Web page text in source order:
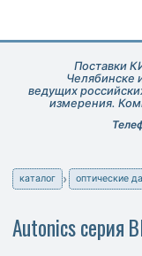
Поставки
Челябинске
ведущих
измерения.
каталог оптические
Autonics серия